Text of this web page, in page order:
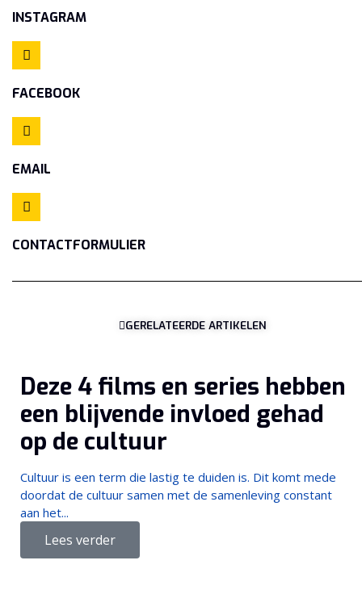
INSTAGRAM
FACEBOOK
EMAIL
CONTACTFORMULIER
GERELATEERDE ARTIKELEN
Deze 4 films en series hebben
een blijvende invloed gehad
op de cultuur
Cultuur is een term die lastig te duiden is. Dit komt mede
doordat de cultuur samen met de samenleving constant
aan het...
Lees verder